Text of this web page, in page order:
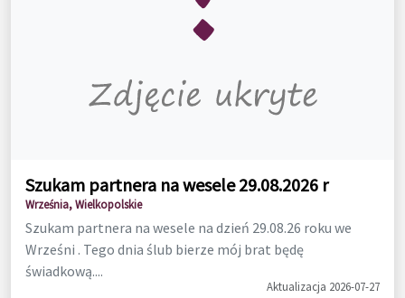
Szukam partnera na wesele 29.08.2026 r
Września, Wielkopolskie
Szukam partnera na wesele na dzień 29.08.26 roku we
Wrześni . Tego dnia ślub bierze mój brat będę
świadkową....
Aktualizacja 2026-07-27